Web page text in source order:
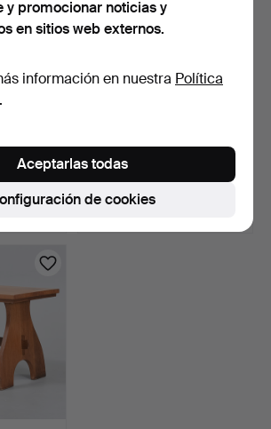
RECTANGULAR,
Estimación
y promocionar noticias y
en sitios web externos.
información en nuestra Política
.
de cookies
Aceptarlas todas